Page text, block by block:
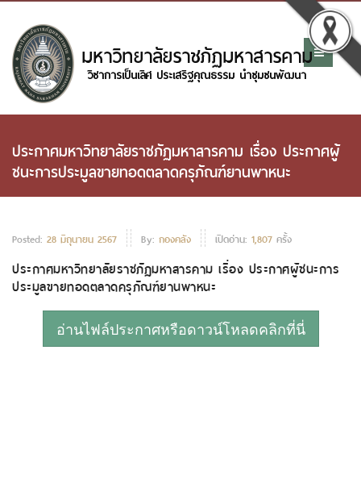
ประกาศมหาวิทยาลัยราชภัฏมหาสารคาม เรื่อง ประกาศผู้
ชนะการประมูลขายทอดตลาดครุภัณฑ์ยานพาหนะ
Posted: 28 มิถุนายน 2567 By: กองคลัง เปิดอ่าน: 1,807 ครั้ง
ประกาศมหาวิทยาลัยราชภัฏมหาสารคาม เรื่อง ประกาศผู้ชนะการ
ประมูลขายทอดตลาดครุภัณฑ์ยานพาหนะ
อ่านไฟล์ประกาศหรือดาวน์โหลดคลิกที่นี่